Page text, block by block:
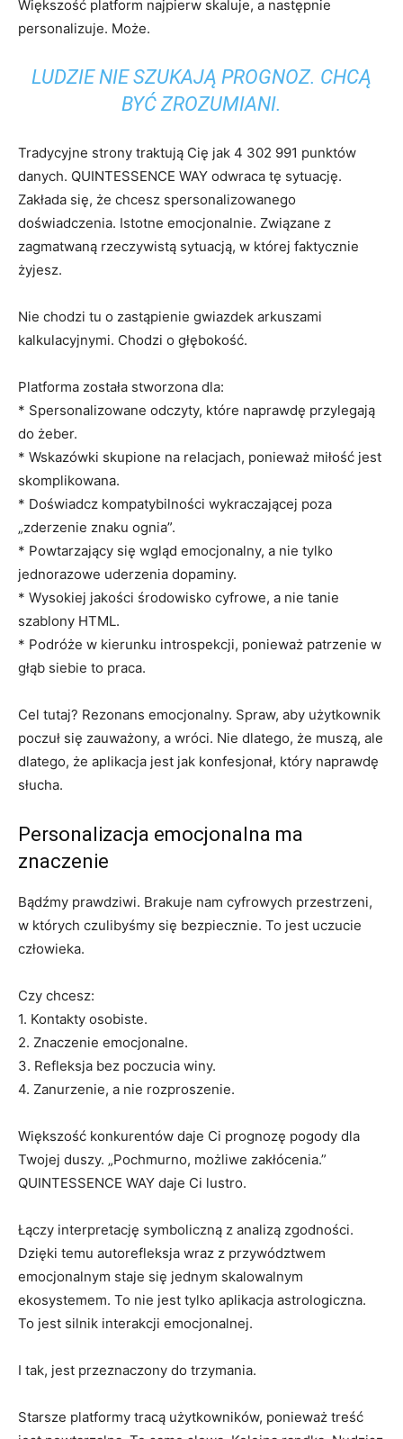
Większość platform najpierw skaluje, a następnie
personalizuje. Może.
LUDZIE NIE SZUKAJĄ PROGNOZ. CHCĄ
BYĆ ZROZUMIANI.
Tradycyjne strony traktują Cię jak 4 302 991 punktów
danych. QUINTESSENCE WAY odwraca tę sytuację.
Zakłada się, że chcesz spersonalizowanego
doświadczenia. Istotne emocjonalnie. Związane z
zagmatwaną rzeczywistą sytuacją, w której faktycznie
żyjesz.
Nie chodzi tu o zastąpienie gwiazdek arkuszami
kalkulacyjnymi. Chodzi o głębokość.
Platforma została stworzona dla:
* Spersonalizowane odczyty, które naprawdę przylegają
do żeber.
* Wskazówki skupione na relacjach, ponieważ miłość jest
skomplikowana.
* Doświadcz kompatybilności wykraczającej poza
„zderzenie znaku ognia”.
* Powtarzający się wgląd emocjonalny, a nie tylko
jednorazowe uderzenia dopaminy.
* Wysokiej jakości środowisko cyfrowe, a nie tanie
szablony HTML.
* Podróże w kierunku introspekcji, ponieważ patrzenie w
głąb siebie to praca.
Cel tutaj? Rezonans emocjonalny. Spraw, aby użytkownik
poczuł się zauważony, a wróci. Nie dlatego, że muszą, ale
dlatego, że aplikacja jest jak konfesjonał, który naprawdę
słucha.
Personalizacja emocjonalna ma
znaczenie
Bądźmy prawdziwi. Brakuje nam cyfrowych przestrzeni,
w których czulibyśmy się bezpiecznie. To jest uczucie
człowieka.
Czy chcesz:
1. Kontakty osobiste.
2. Znaczenie emocjonalne.
3. Refleksja bez poczucia winy.
4. Zanurzenie, a nie rozproszenie.
Większość konkurentów daje Ci prognozę pogody dla
Twojej duszy. „Pochmurno, możliwe zakłócenia.”
QUINTESSENCE WAY daje Ci lustro.
Łączy interpretację symboliczną z analizą zgodności.
Dzięki temu autorefleksja wraz z przywództwem
emocjonalnym staje się jednym skalowalnym
ekosystemem. To nie jest tylko aplikacja astrologiczna.
To jest silnik interakcji emocjonalnej.
I tak, jest przeznaczony do trzymania.
Starsze platformy tracą użytkowników, ponieważ treść